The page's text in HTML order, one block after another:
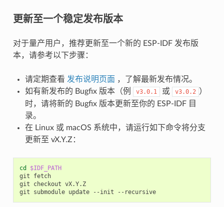
更新至一个稳定发布版本
对于量产用户，推荐更新至一个新的 ESP-IDF 发布版
本，请参考以下步骤：
请定期查看 发布说明页面 ，了解最新发布情况。
如有新发布的 Bugfix 版本（例
v3.0.1 或 v3.0.2 ）
时，请将新的 Bugfix 版本更新至你的 ESP-IDF 目
录。
在 Linux 或 macOS 系统中，请运行如下命令将分支
更新至 vX.Y.Z：
cd
$IDF_PATH
git
fetch
git
checkout vX.Y.Z
git
submodule update --init --recursive